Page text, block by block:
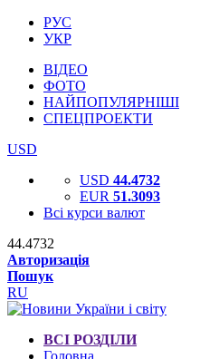
РУС
УКР
ВІДЕО
ФОТО
НАЙПОПУЛЯРНІШІ
СПЕЦПРОЕКТИ
USD
USD 44.4732
EUR 51.3093
Всі курси валют
44.4732
Авторизація
Пошук
RU
ВСІ РОЗДІЛИ
Головна